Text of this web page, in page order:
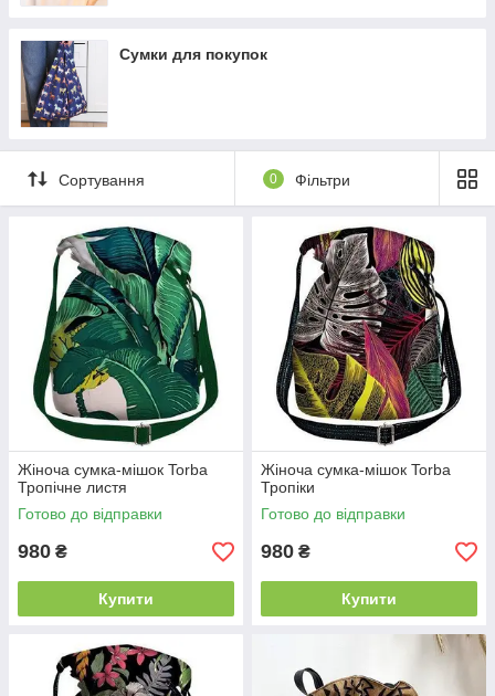
Сумки для покупок
Сортування 0 Фільтри
Жіноча сумка-мішок Torba
Тропічне листя
Готово до відправки
980 ₴
Купити
Жіноча сумка-мішок Torba
Тропіки
Готово до відправки
980 ₴
Купити